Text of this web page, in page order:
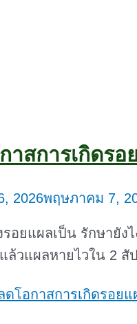
าสการเกิดรอ
2026พฤษภาคม 7,
อยแผลเป็น รักษายั
ล้วแผลหายไวใน 2
ดโอกาสการเกิดรอยแ